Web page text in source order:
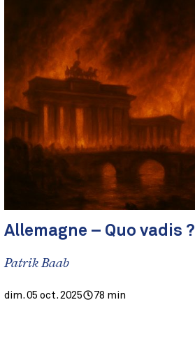
Allemagne – Quo vadis ?
Patrik Baab
dim. 05 oct. 2025 78 min